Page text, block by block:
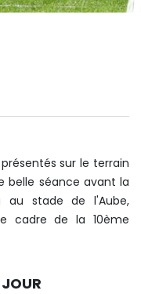
sur le terrain
belle séance avant la
au stade de l'Aube,
cadre de la 10ème